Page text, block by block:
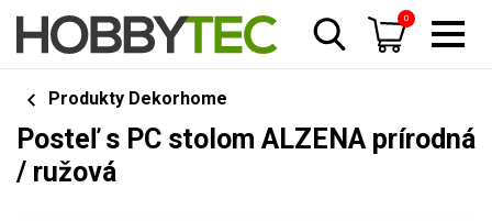
0
Produkty Dekorhome
Posteľ s PC stolom ALZENA prírodná
/ ružová